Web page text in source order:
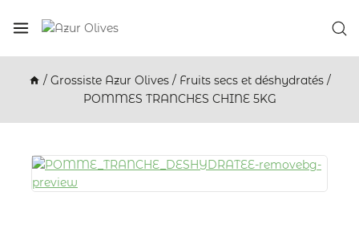
/ Grossiste Azur Olives / Fruits secs et déshydratés /
POMMES TRANCHES CHINE 5KG